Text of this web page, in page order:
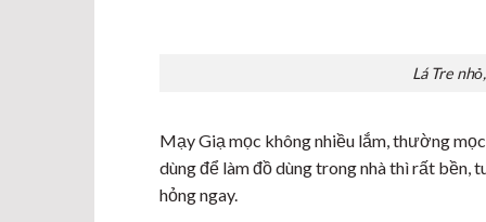
Lá Tre
Mạy Giạ mọc không nhiều lắm, thường
dùng để làm đồ dùng trong nhà thì rất bền,
hỏng ngay.